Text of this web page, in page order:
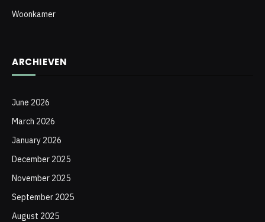
Woonkamer
ARCHIEVEN
June 2026
March 2026
January 2026
December 2025
November 2025
September 2025
August 2025